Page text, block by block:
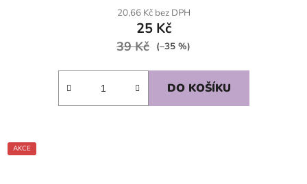
20,66 Kč bez DPH
25 Kč
39 Kč (–35 %)
DO KOŠÍKU
AKCE